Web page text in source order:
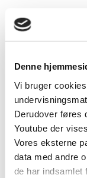
Denne
Vi bruger
Derudover føres
Youtube der vises.
Vores eksterne
data med andre
de har indsamlet
menu
menu
Lyt til din
Lyt til din